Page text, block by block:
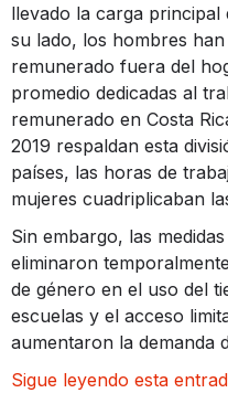
llevado la carga principal
su lado, los hombres
remunerado fuera del
promedio dedicadas al
remunerado en Costa
2019 respaldan esta
países, las horas de
mujeres cuadriplicaban
Sin embargo, las
eliminaron
de género en el uso del
escuelas y el acceso
aumentaron la demanda
Sigue leyendo esta